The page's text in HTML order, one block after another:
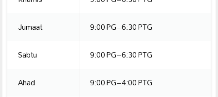
Jumaat
9:00 PG–6:30 PTG
Sabtu
9:00 PG–6:30 PTG
Ahad
9:00 PG–4:00 PTG